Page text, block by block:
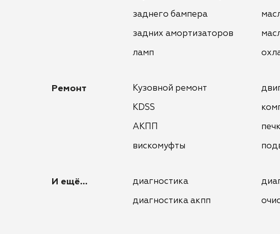
заднего бампера
задних амортизаторов
ламп
Ремонт Кузовной ремонт
KDSS
АКПП
вискомуфты
И ещё... диагностика
диагностика акпп